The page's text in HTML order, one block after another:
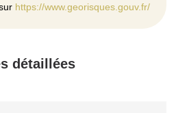
https://www.georisques.gouv.fr/
détaillées